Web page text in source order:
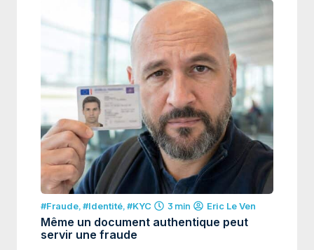
#Fraude,#Identité,#KYC 3 min Eric Le Ven
Même un document authentique peut
servir une fraude